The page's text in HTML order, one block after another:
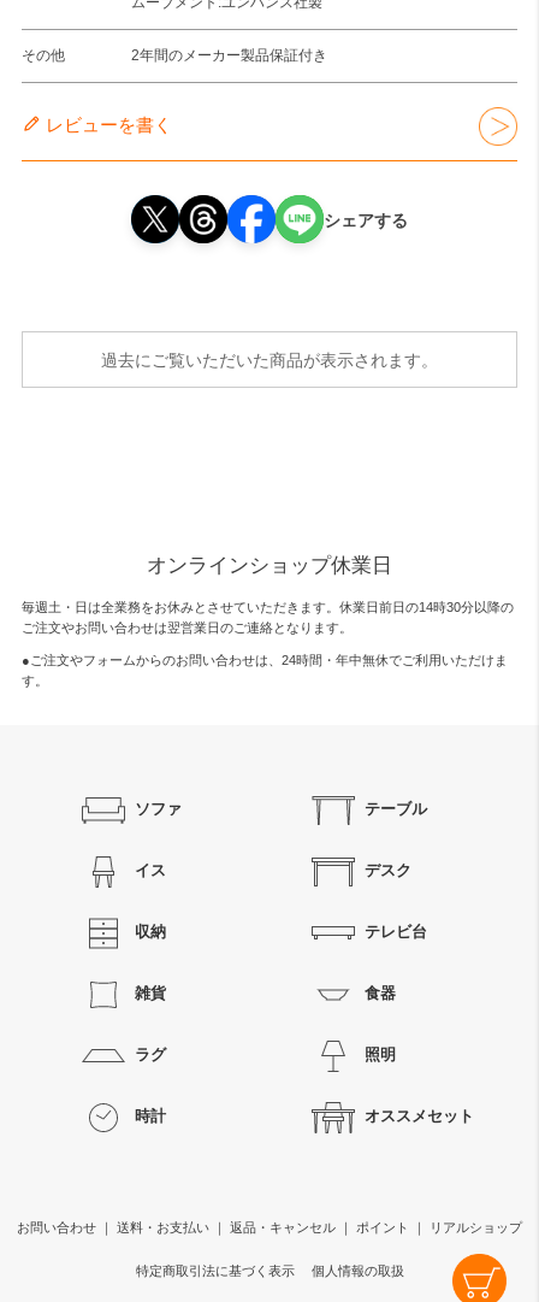
その他 2年間のメーカー製品保証付き
レビューを書く
シェアする
過去にご覧いただいた商品が表示されます。
オンラインショップ休業日
毎週土・日は全業務をお休みとさせていただきます。休業日前日の14時30分以降の
ご注文やお問い合わせは翌営業日のご連絡となります。
●ご注文やフォームからのお問い合わせは、 24時間・年中無休でご利用いただけま
す。
ソファ テーブル
イス デスク
収納 テレビ台
雑貨 食器
ラグ 照明
時計 オススメセット
お問い合わせ ｜ 送料・お支払い ｜ 返品・キャンセル ｜ ポイント ｜ リアルショップ
特定商取引法に基づく表示 個人情報の取扱